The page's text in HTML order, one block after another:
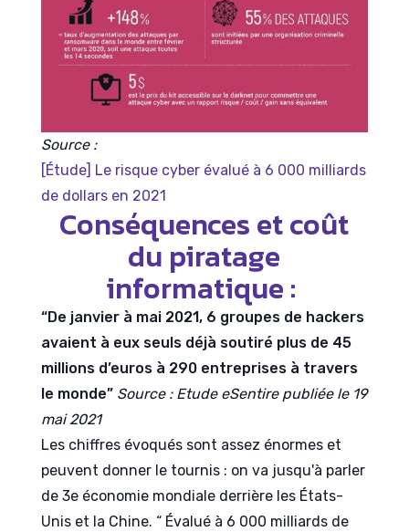
Source :
[Étude] Le risque cyber évalué à 6 000 milliards
de dollars en 2021
Conséquences et coût
du piratage
informatique :
“De janvier à mai 2021, 6 groupes de hackers
avaient à eux seuls déjà soutiré plus de 45
millions d’euros à 290 entreprises à travers
le monde” Source : Etude eSentire publiée le 19
mai 2021
Les chiffres évoqués sont assez énormes et
peuvent donner le tournis : on va jusqu'à parler
de 3e économie mondiale derrière les États-
Unis et la Chine. “ Évalué à 6 000 milliards de